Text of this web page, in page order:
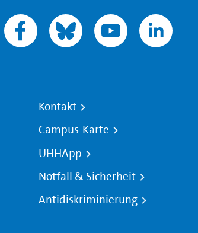
Kontakt
Campus-Karte
UHHApp
Notfall & Sicherheit
Antidiskriminierung